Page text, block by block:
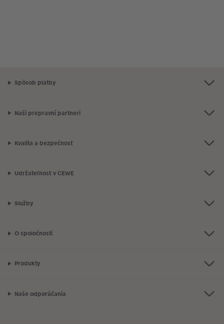
Spôsob platby
Naši prepravní partneri
Kvalita a bezpečnosť
Udržateľnosť v CEWE
Služby
O spoločnosti
Produkty
Naše odporúčania